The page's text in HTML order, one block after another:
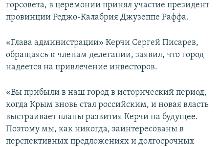
горсовета, в церемонии принял участие президент
провинции Реджо-Калабрия Джузеппе Раффа.
«Глава администрации» Керчи Сергей Писарев,
обращаясь к членам делегации, заявил, что город
надеется на привлечение инвесторов.
«Вы прибыли в наш город в исторический период,
когда Крым вновь стал российским, и новая власть
выстраивает планы развития Керчи на будущее.
Поэтому мы, как никогда, заинтересованы в
перспективных предложениях и долгосрочных